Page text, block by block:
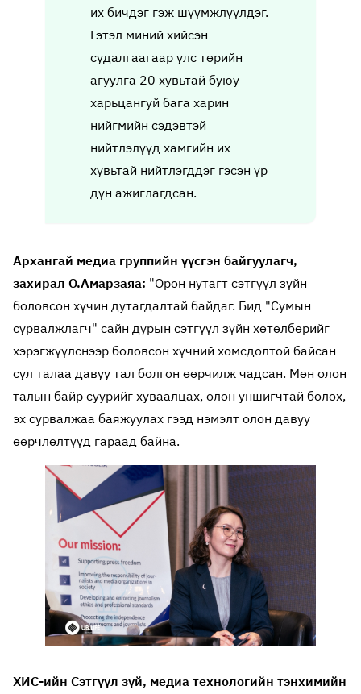
их бичдэг гэж шүүмжлүүлдэг.
Гэтэл миний хийсэн
судалгаагаар улс төрийн
агуулга 20 хувьтай буюу
харьцангуй бага харин
нийгмийн сэдэвтэй
нийтлэлүүд хамгийн их
хувьтай нийтлэгддэг гэсэн үр
дүн ажиглагдсан.
Архангай медиа группийн үүсгэн байгуулагч,
захирал О.Амарзаяа: "Орон нутагт сэтгүүл зүйн
боловсон хүчин дутагдалтай байдаг. Бид "Сумын
сурвалжлагч" сайн дурын сэтгүүл зүйн хөтөлбөрийг
хэрэгжүүлснээр боловсон хүчний хомсдолтой байсан
сул талаа давуу тал болгон өөрчилж чадсан. Мөн олон
талын байр суурийг хуваалцах, олон уншигчтай болох,
эх сурвалжаа баяжуулах гээд нэмэлт олон давуу
өөрчлөлтүүд гараад байна.
ХИС-ийн Сэтгүүл зүй, медиа технологийн тэнхимийн